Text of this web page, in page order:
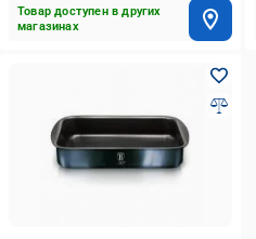
Товар доступен в других
магазинах